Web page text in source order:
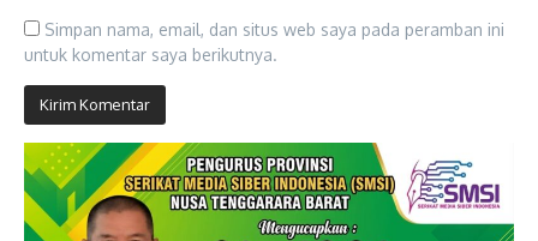
Simpan nama, email, dan situs web saya pada peramban ini
untuk komentar saya berikutnya.